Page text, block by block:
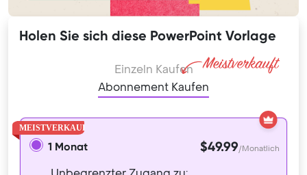
Holen Sie sich diese PowerPoint Vorlage
Einzeln Kaufen
Abonnement Kaufen
1 Monat $49.99/Monatlich